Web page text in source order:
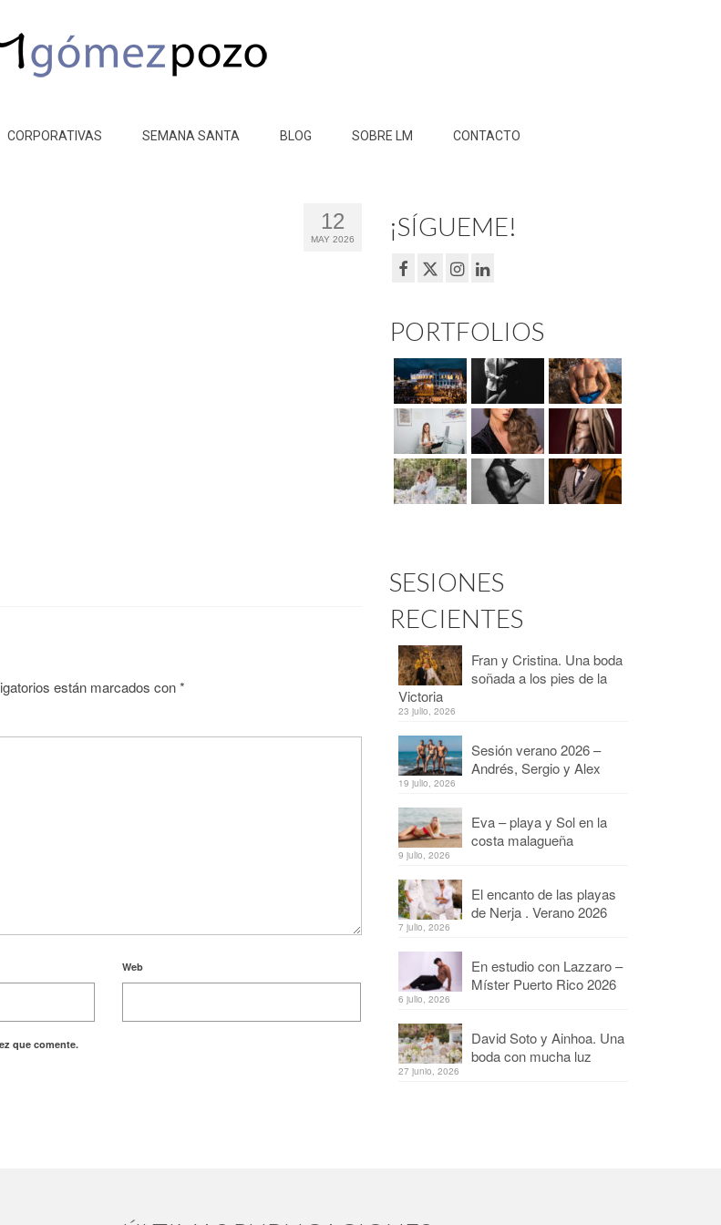
CORPORATIVAS SEMANA SANTA BLOG SOBRE LM CONTACTO
12
MAY 2026
están marcados con*
Web
que comente.
¡SÍGUEME!
PORTFOLIOS
SESIONES
RECIENTES
Fran y Cristina. Una boda
soñada a los pies de la
Victoria
23 julio, 2026
Sesión verano 2026 –
Andrés, Sergio y Alex
19 julio, 2026
Eva – playa y Sol en la
costa malagueña
9 julio, 2026
El encanto de las playas
de Nerja . Verano 2026
7 julio, 2026
En estudio con Lazzaro –
Míster Puerto Rico 2026
6 julio, 2026
David Soto y Ainhoa. Una
boda con mucha luz
27 junio, 2026